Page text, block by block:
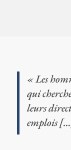
« Les
qui
leurs
emplois